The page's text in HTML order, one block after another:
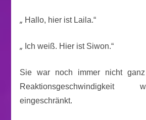
„ Hallo, hier ist Laila.“
„ Ich weiß. Hier ist Siwon.“
Sie war noch immer nicht
eingeschränkt.